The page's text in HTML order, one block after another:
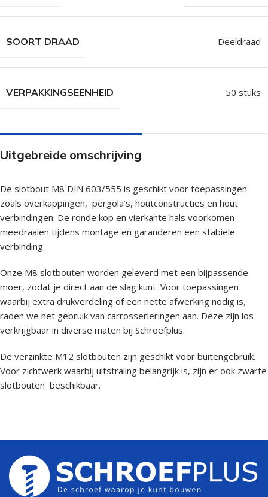
SOORT DRAAD Deeldraad
VERPAKKINGSEENHEID 50 stuks
Uitgebreide omschrijving
De slotbout M8 DIN 603/555 is geschikt voor toepassingen
zoals overkappingen, pergola’s, houtconstructies en hout
verbindingen. De ronde kop en vierkante hals voorkomen
meedraaien tijdens montage en garanderen een stabiele
verbinding.
Onze M8 slotbouten worden geleverd met een bijpassende
moer, zodat je direct aan de slag kunt. Voor toepassingen
waarbij extra drukverdeling of een nette afwerking nodig is,
raden we het gebruik van carrosserieringen aan. Deze zijn los
verkrijgbaar in diverse maten bij Schroefplus.
De verzinkte M12 slotbouten zijn geschikt voor buitengebruik.
Voor zichtwerk waarbij uitstraling belangrijk is, zijn er ook zwarte
slotbouten beschikbaar.